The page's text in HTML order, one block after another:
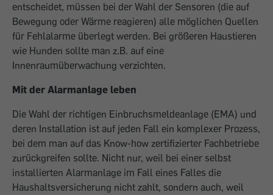
entscheidet, müssen bei der Wahl der Sensoren (die auf
Bewegung oder Wärme reagieren) alle möglichen Quellen
für Fehlalarme überlegt werden. Bei größeren Haustieren
wie Hunden sollte man z.B. auf eine
Innenraumüberwachung verzichten.
Mit der Alarmanlage leben
Die Wahl der richtigen Einbruchsmeldeanlage (EMA) und
deren Installation ist auf jeden Fall ein komplexer Prozess,
bei dem man auf das Know-how zertifizierter Fachbetriebe
zurückgreifen sollte. Nicht nur, weil bei einer selbst
installierten Alarmanlage im Fall eines Falles die
Haushaltsversicherung nicht zahlt, sondern auch, weil